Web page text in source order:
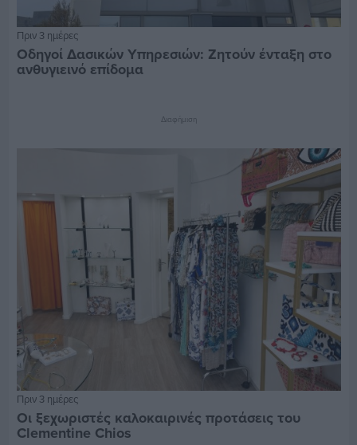
Πριν 3 ημέρες
Οδηγοί Δασικών Υπηρεσιών: Ζητούν ένταξη στο
ανθυγιεινό επίδομα
Διαφήμιση
Πριν 3 ημέρες
Οι ξεχωριστές καλοκαιρινές προτάσεις του
Clementine Chios